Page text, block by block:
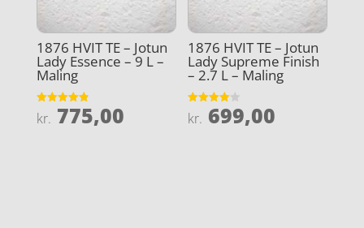
1876 HVIT TE – Jotun
Lady Essence – 9 L –
Maling
Vurderet
4.9
kr. 775,00
1876 HVIT TE – Jotun
Lady Supreme Finish
– 2.7 L – Maling
Vurderet
4
kr. 699,00